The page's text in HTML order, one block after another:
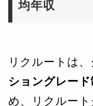
均年収
リクルートは、
ショングレー
め、リクルー